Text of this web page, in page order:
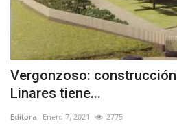
Vergonzoso:
Linares tiene...
Editora Enero 7, 2021 2775